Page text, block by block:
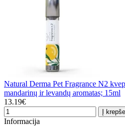
Natural Derma Pet Fragrance N2
mandarinų ir levandų aromatas; 15ml
13.19€
Į
Informacija